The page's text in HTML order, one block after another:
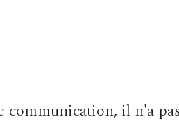
communication, il n'a